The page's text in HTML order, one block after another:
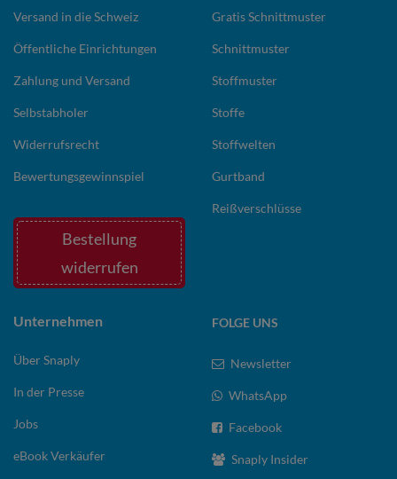
Versand in die Schweiz
Öffentliche Einrichtungen
Zahlung und Versand
Selbstabholer
Widerrufsrecht
Bewertungsgewinnspiel
Bestellung
widerrufen
Gratis Schnittmuster
Schnittmuster
Stoffmuster
Stoffe
Stoffwelten
Gurtband
Reißverschlüsse
Unternehmen
Über Snaply
In der Presse
Jobs
eBook Verkäufer
FOLGE UNS
Newsletter
WhatsApp
Facebook
Snaply Insider